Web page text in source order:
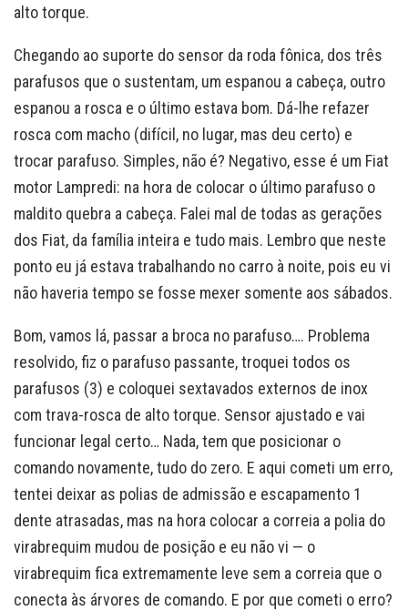
alto torque.
Chegando ao suporte do sensor da roda fônica, dos três
parafusos que o sustentam, um espanou a cabeça, outro
espanou a rosca e o último estava bom. Dá-lhe refazer
rosca com macho (difícil, no lugar, mas deu certo) e
trocar parafuso. Simples, não é? Negativo, esse é um Fiat
motor Lampredi: na hora de colocar o último parafuso o
maldito quebra a cabeça. Falei mal de todas as gerações
dos Fiat, da família inteira e tudo mais. Lembro que neste
ponto eu já estava trabalhando no carro à noite, pois eu vi
não haveria tempo se fosse mexer somente aos sábados.
Bom, vamos lá, passar a broca no parafuso…. Problema
resolvido, fiz o parafuso passante, troquei todos os
parafusos (3) e coloquei sextavados externos de inox
com trava-rosca de alto torque. Sensor ajustado e vai
funcionar legal certo… Nada, tem que posicionar o
comando novamente, tudo do zero. E aqui cometi um erro,
tentei deixar as polias de admissão e escapamento 1
dente atrasadas, mas na hora colocar a correia a polia do
virabrequim mudou de posição e eu não vi — o
virabrequim fica extremamente leve sem a correia que o
conecta às árvores de comando. E por que cometi o erro?